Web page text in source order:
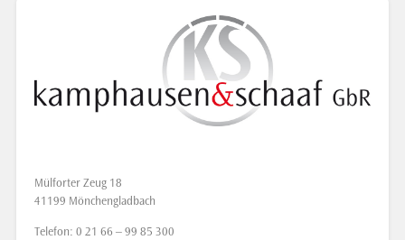
Mülforter Zeug 18
41199 Mönchengladbach
Telefon: 0 21 66 – 99 85 300